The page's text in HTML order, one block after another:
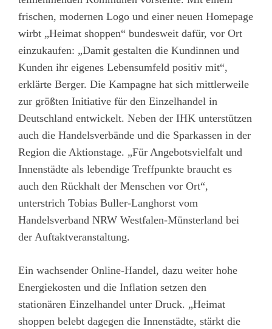
frischen, modernen Logo und einer neuen Homepage
wirbt „Heimat shoppen“ bundesweit dafür, vor Ort
einzukaufen: „Damit gestalten die Kundinnen und
Kunden ihr eigenes Lebensumfeld positiv mit“,
erklärte Berger. Die Kampagne hat sich mittlerweile
zur größten Initiative für den Einzelhandel in
Deutschland entwickelt. Neben der IHK unterstützen
auch die Handelsverbände und die Sparkassen in der
Region die Aktionstage. „Für Angebotsvielfalt und
Innenstädte als lebendige Treffpunkte braucht es
auch den Rückhalt der Menschen vor Ort“,
unterstrich Tobias Buller-Langhorst vom
Handelsverband NRW Westfalen-Münsterland bei
der Auftaktveranstaltung.
Ein wachsender Online-Handel, dazu weiter hohe
Energiekosten und die Inflation setzen den
stationären Einzelhandel unter Druck. „Heimat
shoppen belebt dagegen die Innenstädte, stärkt die